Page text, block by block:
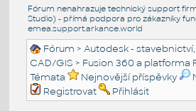
Fórum nenahrazuje technický support
Studio) - přímá podpora pro zákazníky
emea.support.arkance.world
Fórum >Autodesk -
CAD/GIS > Fusion 360 a platforma
Témata
Nejnovější příspěvky
Registrovat
Přihlásit